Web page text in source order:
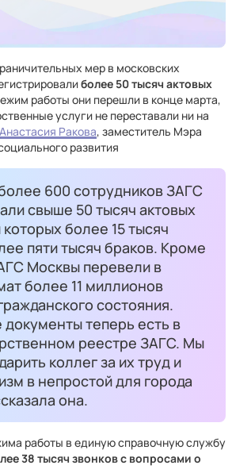
мер в московских
более 50 тысяч актовых
работы они перешли в конце марта,
услуги не переставали ни на
Анастасия Ракова, заместитель Мэра
развития
600 сотрудников ЗАГС
свыше 50 тысяч актовых
более 15 тысяч
пяти тысяч браков. Кроме
Москвы перевели в
более 11 миллионов
состояния.
теперь есть в
реестре ЗАГС. Мы
коллег за их труд и
в непростой для города
она.
работы в единую справочную службу
38 тысяч звонков с вопросами о